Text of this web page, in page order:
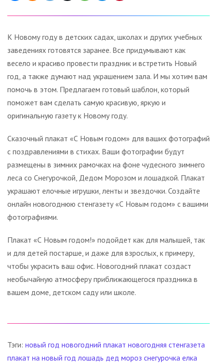
К Новому году в детских садах, школах и других учебных
заведениях готовятся заранее. Все придумывают как
весело и красиво провести праздник и встретить Новый
год, а также думают над украшением зала. И мы хотим вам
помочь в этом. Предлагаем готовый шаблон, который
поможет вам сделать самую красивую, яркую и
оригинальную газету к Новому году.
Сказочный плакат «С Новым годом» для ваших фотографий
с поздравлениями в стихах. Ваши фотографии будут
размещены в зимних рамочках на фоне чудесного зимнего
леса со Снегурочкой, Дедом Морозом и лошадкой. Плакат
украшают елочные игрушки, ленты и звездочки. Создайте
онлайн новогоднюю стенгазету «С Новым годом» с вашими
фотографиями.
Плакат «С Новым годом!» подойдет как для малышей, так
и для детей постарше, и даже для взрослых, к примеру,
чтобы украсить ваш офис. Новогодний плакат создаст
необычайную атмосферу приближающегося праздника в
вашем доме, детском саду или школе.
Тэги: новый год новогодний плакат новогодняя стенгазета
плакат на новый год лошадь дед мороз снегурочка елка